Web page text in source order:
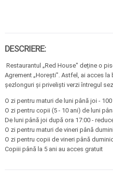
DESCRIERE:
Restaurantul „Red House" deține o
Agrement „Horești". Astfel, ai acces
șezlonguri și priveliști verzi întregul
O zi pentru maturi de luni până joi -
O zi pentru copii (5 - 10 ani) de luni
De luni până joi după ora 17:00 -
O zi pentru maturi de vineri până
O zi pentru copii de vineri până
Copiii până la 5 ani au acces gratuit